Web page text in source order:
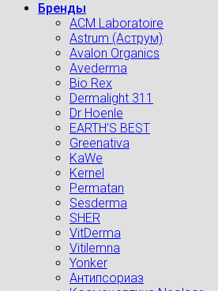
Бренды
ACM Laboratoire
Astrum (Аструм)
Avalon Organics
Avederma
Bio Rex
Dermalight 311
Dr Hoenle
EARTH’S BEST
Greenativa
KaWe
Kernel
Permatan
Sesderma
SHER
VitDerma
Vitilemna
Yonker
Антипсориаз